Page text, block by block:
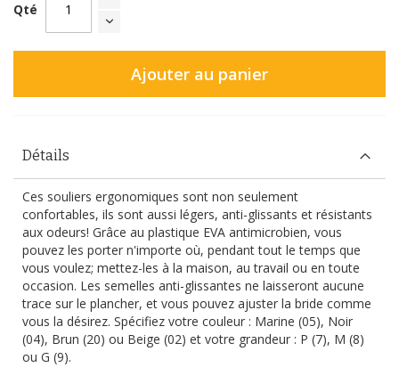
Qté
Ajouter au panier
Détails
Ces souliers ergonomiques sont non seulement
confortables, ils sont aussi légers, anti-glissants et résistants
aux odeurs! Grâce au plastique EVA antimicrobien, vous
pouvez les porter n'importe où, pendant tout le temps que
vous voulez; mettez-les à la maison, au travail ou en toute
occasion. Les semelles anti-glissantes ne laisseront aucune
trace sur le plancher, et vous pouvez ajuster la bride comme
vous la désirez. Spécifiez votre couleur : Marine (05), Noir
(04), Brun (20) ou Beige (02) et votre grandeur : P (7), M (8)
ou G (9).